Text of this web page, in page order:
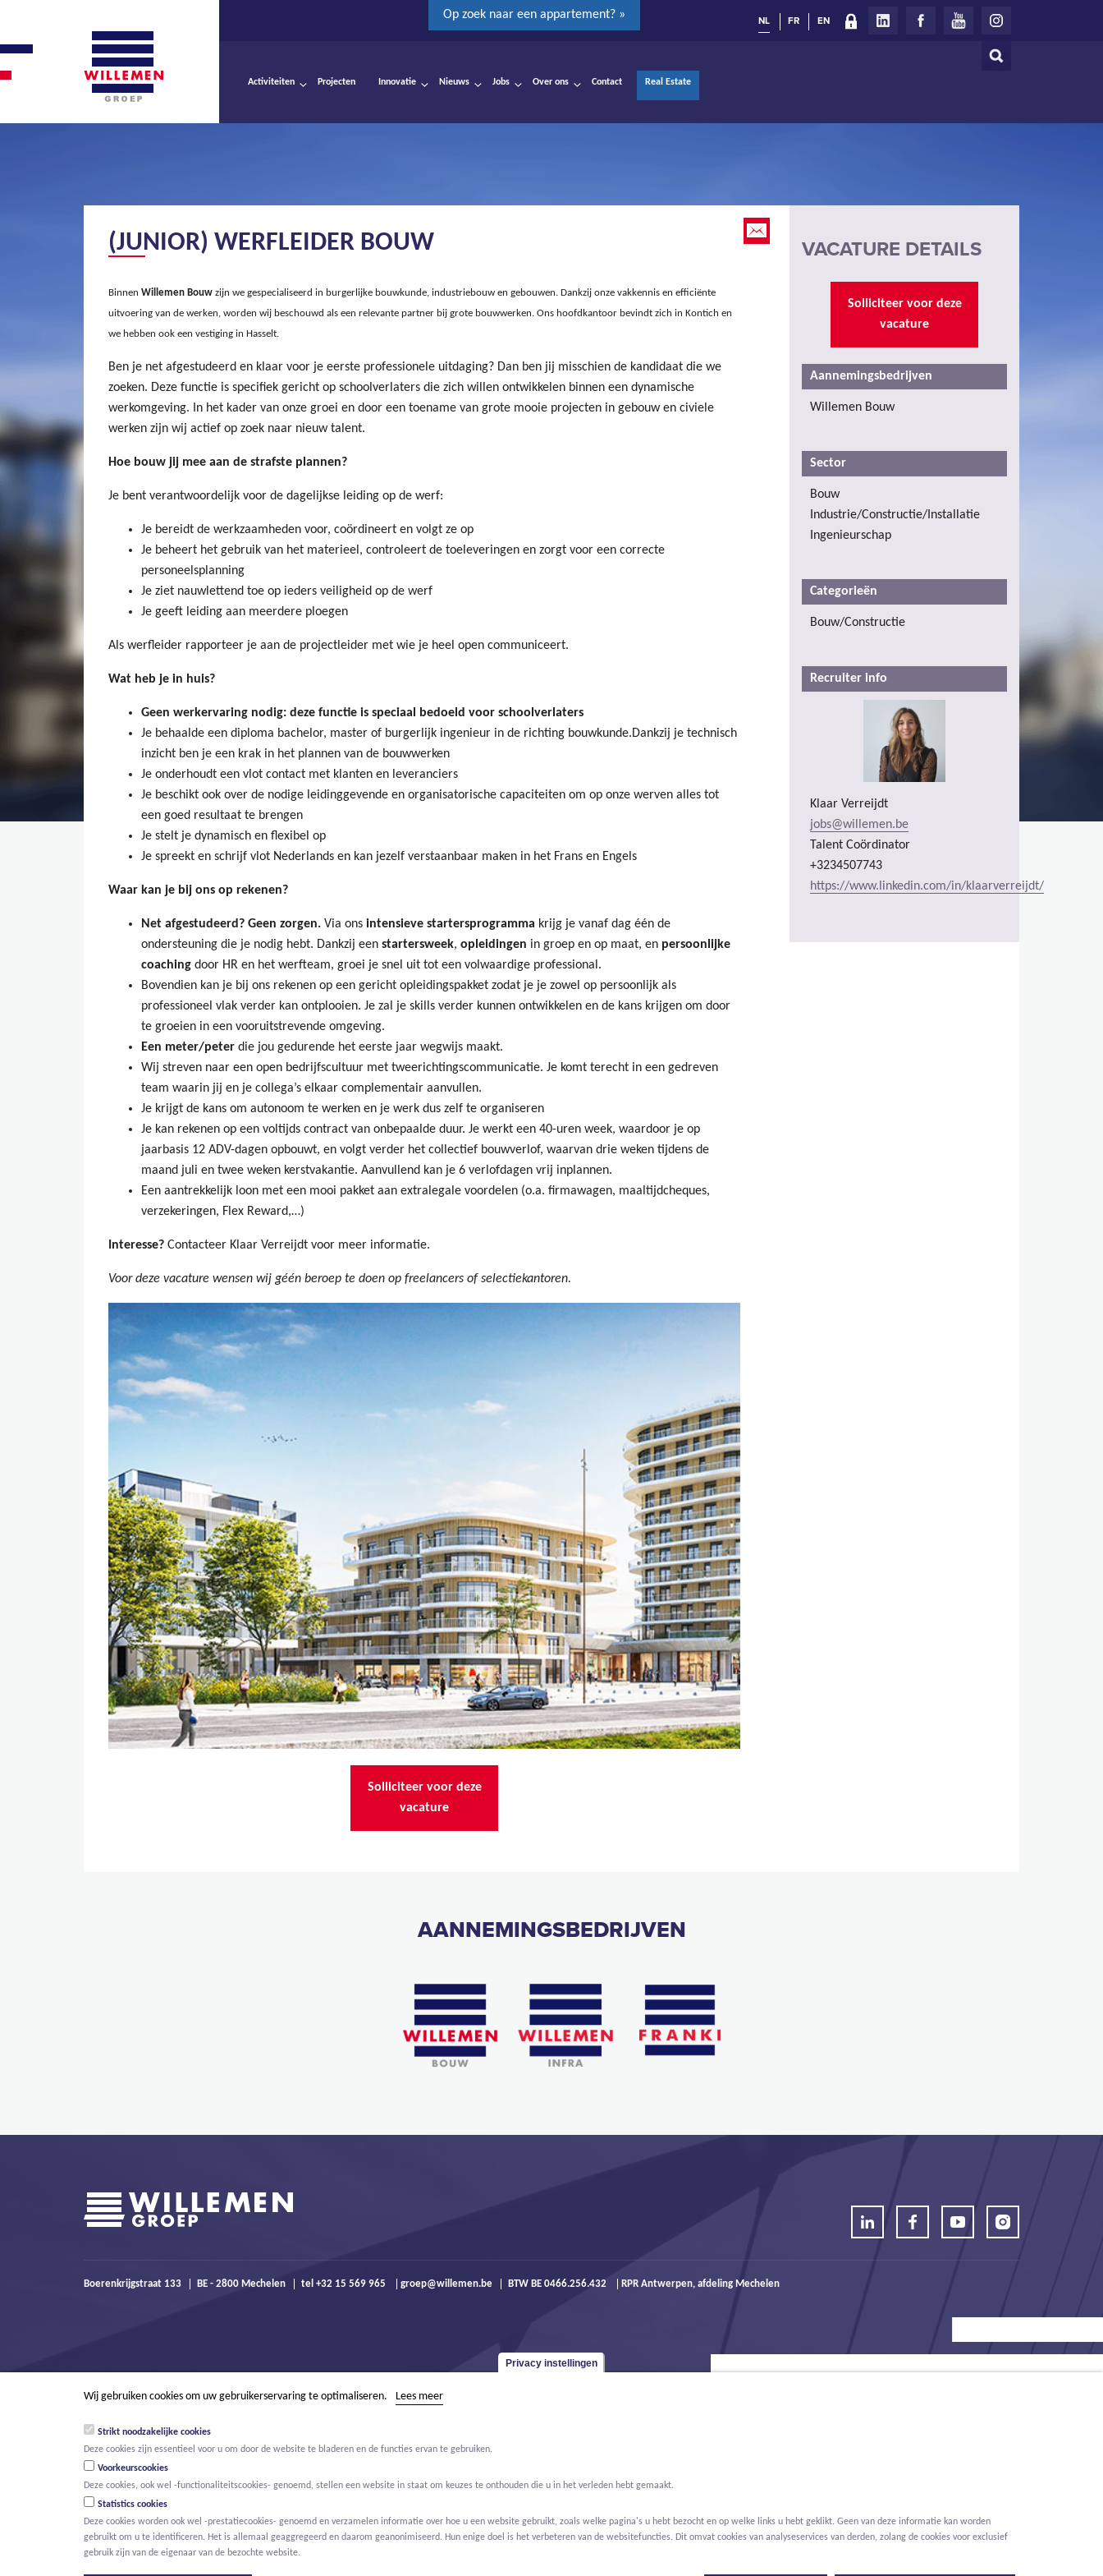
Op zoek naar een appartement? »
Zoeken
NL FR EN
Activiteiten Projecten Innovatie Nieuws Jobs Over ons Contact Real Estate
(JUNIOR) WERFLEIDER BOUW
Binnen Willemen Bouw zijn we gespecialiseerd in burgerlijke bouwkunde, industriebouw en gebouwen. Dankzij onze vakkennis en efficiënte
uitvoering van de werken, worden wij beschouwd als een relevante partner bij grote bouwwerken. Ons hoofdkantoor bevindt zich in Kontich en
we hebben ook een vestiging in Hasselt.
Ben je net afgestudeerd en klaar voor je eerste professionele uitdaging? Dan ben jij misschien de kandidaat die we
zoeken. Deze functie is specifiek gericht op schoolverlaters die zich willen ontwikkelen binnen een dynamische
werkomgeving. In het kader van onze groei en door een toename van grote mooie projecten in gebouw en civiele
werken zijn wij actief op zoek naar nieuw talent.
Hoe bouw jij mee aan de strafste plannen?
Je bent verantwoordelijk voor de dagelijkse leiding op de werf:
Je bereidt de werkzaamheden voor, coördineert en volgt ze op
Je beheert het gebruik van het materieel, controleert de toeleveringen en zorgt voor een correcte
personeelsplanning
Je ziet nauwlettend toe op ieders veiligheid op de werf
Je geeft leiding aan meerdere ploegen
Als werfleider rapporteer je aan de projectleider met wie je heel open communiceert.
Wat heb je in huis?
Geen werkervaring nodig: deze functie is speciaal bedoeld voor schoolverlaters
Je behaalde een diploma bachelor, master of burgerlijk ingenieur in de richting bouwkunde.Dankzij je technisch
inzicht ben je een krak in het plannen van de bouwwerken
Je onderhoudt een vlot contact met klanten en leveranciers
Je beschikt ook over de nodige leidinggevende en organisatorische capaciteiten om op onze werven alles tot
een goed resultaat te brengen
Je stelt je dynamisch en flexibel op
Je spreekt en schrijf vlot Nederlands en kan jezelf verstaanbaar maken in het Frans en Engels
Waar kan je bij ons op rekenen?
Net afgestudeerd? Geen zorgen. Via ons intensieve startersprogramma krijg je vanaf dag één de
ondersteuning die je nodig hebt. Dankzij een startersweek, opleidingen in groep en op maat, en persoonlijke
coaching door HR en het werfteam, groei je snel uit tot een volwaardige professional.
Bovendien kan je bij ons rekenen op een gericht opleidingspakket zodat je je zowel op persoonlijk als
professioneel vlak verder kan ontplooien. Je zal je skills verder kunnen ontwikkelen en de kans krijgen om door
te groeien in een vooruitstrevende omgeving.
Een meter/peter die jou gedurende het eerste jaar wegwijs maakt.
Wij streven naar een open bedrijfscultuur met tweerichtingscommunicatie. Je komt terecht in een gedreven
team waarin jij en je collega’s elkaar complementair aanvullen.
Je krijgt de kans om autonoom te werken en je werk dus zelf te organiseren
Je kan rekenen op een voltijds contract van onbepaalde duur. Je werkt een 40-uren week, waardoor je op
jaarbasis 12 ADV-dagen opbouwt, en volgt verder het collectief bouwverlof, waarvan drie weken tijdens de
maand juli en twee weken kerstvakantie. Aanvullend kan je 6 verlofdagen vrij inplannen.
Een aantrekkelijk loon met een mooi pakket aan extralegale voordelen (o.a. firmawagen, maaltijdcheques,
verzekeringen, Flex Reward,…)
Interesse? Contacteer Klaar Verreijdt voor meer informatie.
Voor deze vacature wensen wij géén beroep te doen op freelancers of selectiekantoren.
Solliciteer voor deze
vacature
VACATURE DETAILS
Solliciteer voor deze
vacature
Aannemingsbedrijven
Willemen Bouw
Sector
Bouw
Industrie/Constructie/Installatie
Ingenieurschap
Categorieën
Bouw/Constructie
Recruiter info
Klaar Verreijdt
jobs@willemen.be
Talent Coördinator
+3234507743
https://www.linkedin.com/in/klaarverreijdt/
AANNEMINGSBEDRIJVEN
Boerenkrijgstraat 133 BE - 2800 Mechelen tel +32 15 569 965 groep@willemen.be BTW BE 0466.256.432 RPR Antwerpen, afdeling Mechelen
© Willemen Groep Activiteiten Projecten Innovatie
Privacy instellingen
Wij gebruiken cookies om uw gebruikerservaring te optimaliseren. Lees meer
Strikt noodzakelijke cookies
Deze cookies zijn essentieel voor u om door de website te bladeren en de functies ervan te gebruiken.
Voorkeurscookies
Deze cookies, ook wel -functionaliteitscookies- genoemd, stellen een website in staat om keuzes te onthouden die u in het verleden hebt gemaakt.
Statistics cookies
Deze cookies worden ook wel -prestatiecookies- genoemd en verzamelen informatie over hoe u een website gebruikt, zoals welke pagina's u hebt bezocht en op welke links u hebt geklikt. Geen van deze informatie kan worden
gebruikt om u te identificeren. Het is allemaal geaggregeerd en daarom geanonimiseerd. Hun enige doel is het verbeteren van de websitefuncties. Dit omvat cookies van analyseservices van derden, zolang de cookies voor exclusief
gebruik zijn van de eigenaar van de bezochte website.